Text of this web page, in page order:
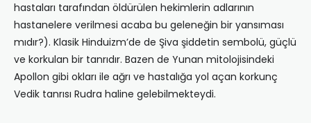
hastaları tarafından öldürülen hekimlerin adlarının
hastanelere verilmesi acaba bu geleneğin bir yansıması
mıdır?). Klasik Hinduizm’de de Şiva şiddetin sembolü, güçlü
ve korkulan bir tanrıdır. Bazen de Yunan mitolojisindeki
Apollon gibi okları ile ağrı ve hastalığa yol açan korkunç
Vedik tanrısı Rudra haline gelebilmekteydi.